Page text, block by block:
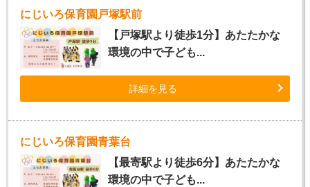
にじいろ保育園戸塚駅前
【戸塚駅より徒歩1分】あたたかな
環境の中で子ども...
詳細を見る
にじいろ保育園青葉台
【最寄駅より徒歩6分】あたたかな
環境の中で子ども...